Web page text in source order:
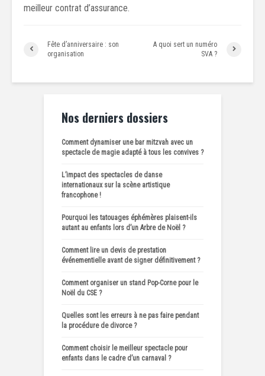
meilleur contrat d’assurance.
Fête d’anniversaire : son
organisation
A quoi sert un numéro
SVA ?
Nos derniers dossiers
Comment dynamiser une bar mitzvah avec un
spectacle de magie adapté à tous les convives ?
L’impact des spectacles de danse
internationaux sur la scène artistique
francophone !
Pourquoi les tatouages éphémères plaisent-ils
autant au enfants lors d’un Arbre de Noël ?
Comment lire un devis de prestation
événementielle avant de signer définitivement ?
Comment organiser un stand Pop-Corne pour le
Noël du CSE ?
Quelles sont les erreurs à ne pas faire pendant
la procédure de divorce ?
Comment choisir le meilleur spectacle pour
enfants dans le cadre d’un carnaval ?